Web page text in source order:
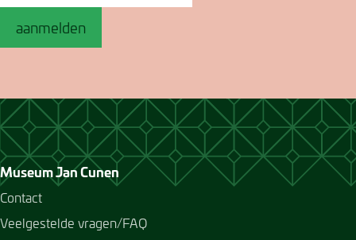
aanmelden
Museum Jan Cunen
Contact
Veelgestelde vragen/FAQ